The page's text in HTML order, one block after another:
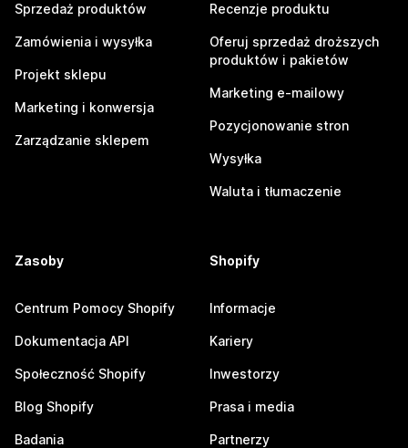
Sprzedaż produktów
Zamówienia i wysyłka
Projekt sklepu
Marketing i konwersja
Zarządzanie sklepem
Recenzje produktu
Oferuj sprzedaż droższych
produktów i pakietów
Marketing e-mailowy
Pozycjonowanie stron
Wysyłka
Waluta i tłumaczenie
Zasoby
Centrum Pomocy Shopify
Dokumentacja API
Społeczność Shopify
Blog Shopify
Badania
Shopify
Informacje
Kariery
Inwestorzy
Prasa i media
Partnerzy